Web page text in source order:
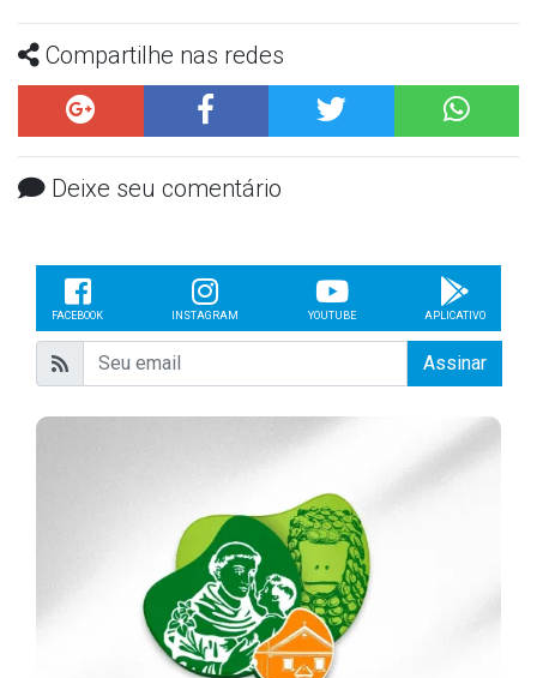
Compartilhe nas redes
Deixe seu comentário
FACEBOOK INSTAGRAM YOUTUBE APLICATIVO
Assinar